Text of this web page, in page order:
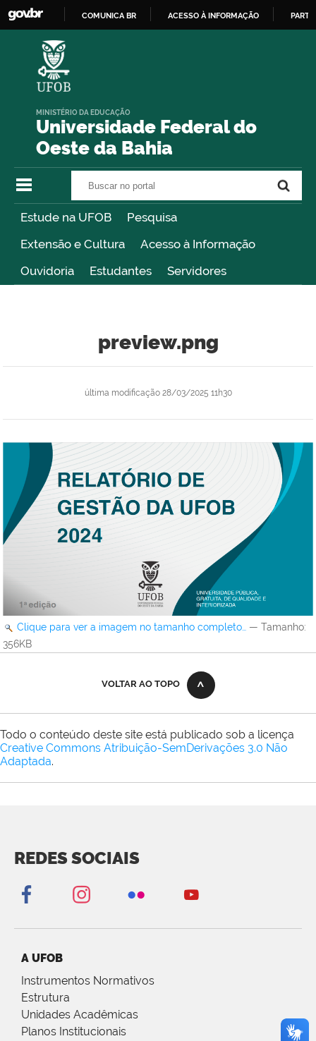
COMUNICA BR ACESSO À INFORMAÇÃO
Universidade Federal do
Oeste da Bahia
MINISTÉRIO DA EDUCAÇÃO
Estude na UFOB
Pesquisa
Extensão e Cultura
Acesso à Informação
Ouvidoria
Estudantes Servidores
preview.png
última modificação28/03/2025 11h30
Clique para ver a imagem no tamanho completo… — Tamanho:
356KB
VOLTAR AO TOPO
Todo o conteúdo deste site está publicado sob a licença
Creative Commons Atribuição-SemDerivações 3.0 Não
Adaptada.
REDES SOCIAIS
A UFOB
Instrumentos Normativos
Estrutura
Unidades Acadêmicas
Planos Institucionais